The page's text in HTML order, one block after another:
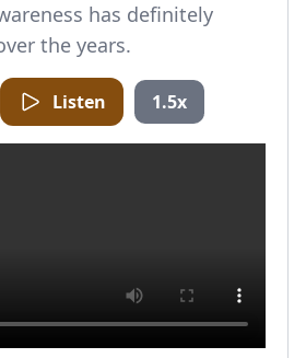
has definitely
the years.
Listen 1.5x